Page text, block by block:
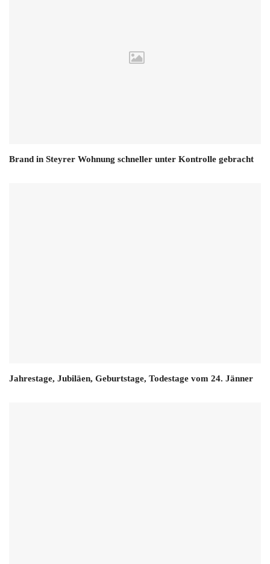
Brand in Steyrer Wohnung schneller unter Kontrolle gebracht
Jahrestage, Jubiläen, Geburtstage, Todestage vom 24. Jänner